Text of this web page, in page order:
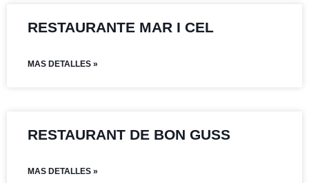
RESTAURANTE MAR I CEL
MAS DETALLES »
RESTAURANT DE BON GUSS
MAS DETALLES »